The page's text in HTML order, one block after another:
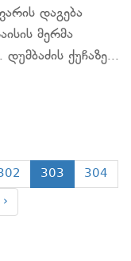
დაგება
მერმა
ქუჩაზე...
303
304
›